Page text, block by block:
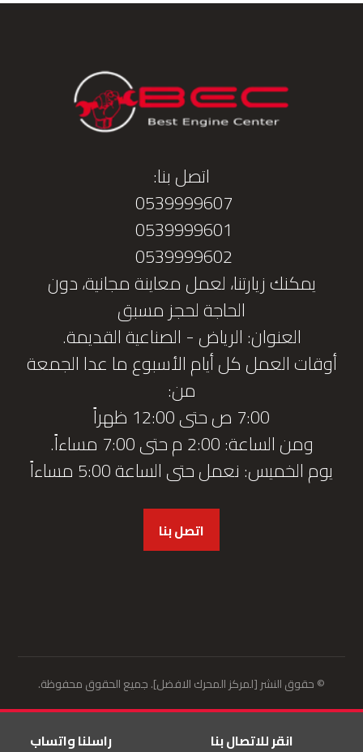
اتصل بنا:
0539999607
0539999601
0539999602
يمكنك زيارتنا، لعمل معاينة مجانية، دون
الحاجة لحجز مسبق
العنوان: الرياض - الصناعية القديمة.
أوقات العمل كل أيام الأسبوع ما عدا الجمعة
من:
7:00 ص حتى 12:00 ظهراً
ومن الساعة: 2:00 م حتى 7:00 مساءاً.
يوم الخميس: نعمل حتى الساعة 5:00 مساءاً
اتصل بنا
© حقوق النشر [لمركز المحرك الافضل]. جميع الحقوق محفوظة.
انقر للاتصال بنا راسلنا واتساب